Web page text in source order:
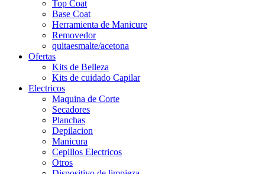
Top Coat
Base Coat
Herramienta de Manicure
Removedor
quitaesmalte/acetona
Ofertas
Kits de Belleza
Kits de cuidado Capilar
Electricos
Maquina de Corte
Secadores
Planchas
Depilacion
Manicura
Cepillos Electricos
Otros